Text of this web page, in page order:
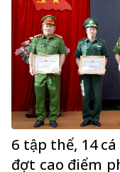
6 tập thể, 14
đợt cao điểm